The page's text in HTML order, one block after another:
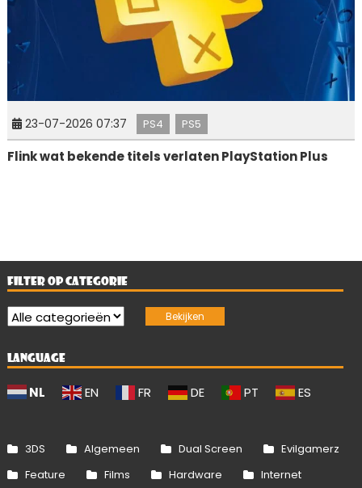
23-07-2026 07:37 PS4 PS5
Flink wat bekende titels verlaten PlayStation Plus
FILTER OP CATEGORIE
LANGUAGE
NL EN FR DE PT ES
3DS Algemeen Dual Screen
Evilgamerz
Feature
Films Hardware Internet